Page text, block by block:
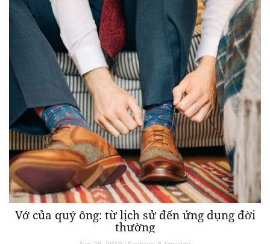
Vớ của quý ông: từ lịch sử đến ứng dụng đời
thường